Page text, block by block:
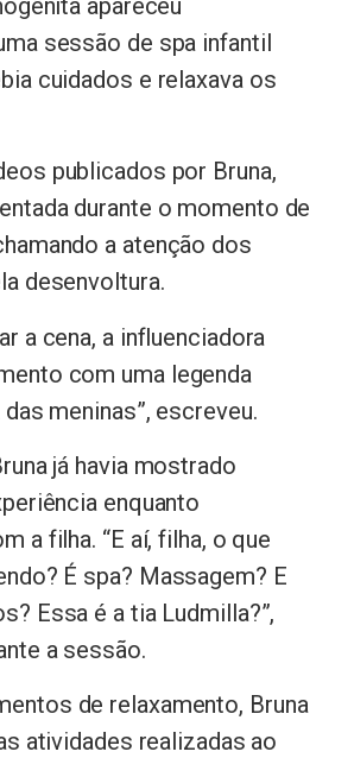
sessão de spa infantil
cuidados e relaxava os
publicados por Bruna,
durante o momento de
a atenção dos
desenvoltura.
a cena, a influenciadora
com uma legenda
meninas”, escreveu.
já havia mostrado
enquanto
a filha. “E aí, filha, o que
É spa? Massagem? E
Essa é a tia Ludmilla?”,
a sessão.
de relaxamento, Bruna
atividades realizadas ao